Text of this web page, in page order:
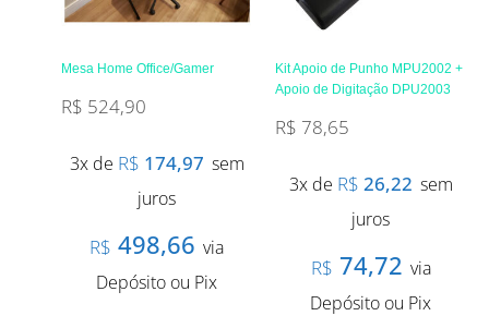
Mesa Home Office/Gamer
R$ 524,90
3x de R$ 174,97 sem
juros
R$ 498,66 via
Depósito ou Pix
Kit Apoio de Punho MPU2002 +
Apoio de Digitação DPU2003
R$ 78,65
3x de R$ 26,22 sem
juros
R$ 74,72 via
Depósito ou Pix